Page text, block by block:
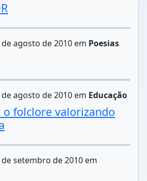
agosto de 2010 em Poesias
agosto de 2010 em Educação
o folclore valorizando
setembro de 2010 em